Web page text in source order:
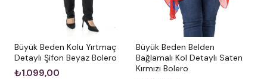
Büyük Beden Kolu Yırtmaç
Detaylı Şifon Beyaz Bolero
₺1.099,00
Büyük Beden Belden
Bağlamalı Kol Detaylı Saten
Kırmızı Bolero